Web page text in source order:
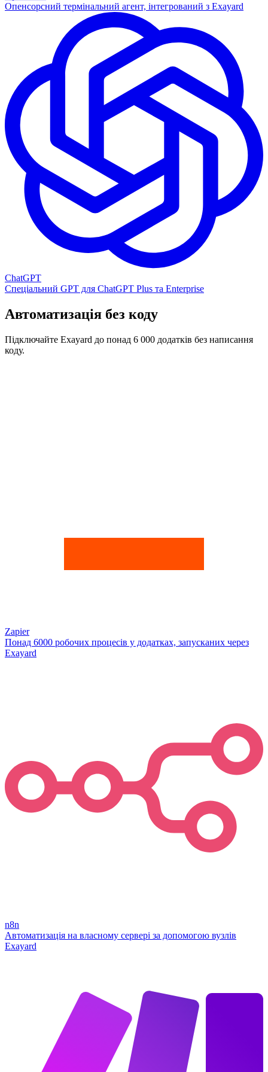
Опенсорсний термінальний агент, інтегрований з Exayard
ChatGPT
Спеціальний GPT для ChatGPT Plus та Enterprise
Автоматизація без коду
Підключайте Exayard до понад 6 000 додатків без написання
коду.
Zapier
Понад 6000 робочих процесів у додатках, запусканих через
Exayard
n8n
Автоматизація на власному сервері за допомогою вузлів
Exayard